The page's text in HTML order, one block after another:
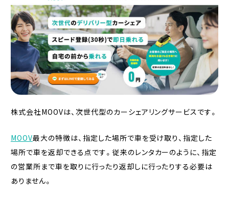
株式会社MOOVは、次世代型のカーシェアリングサービスです。
MOOV最大の特徴は、指定した場所で車を受け取り、指定した
場所で車を返却できる点です。従来のレンタカーのように、指定
の営業所まで車を取りに行ったり返却しに行ったりする必要は
ありません。